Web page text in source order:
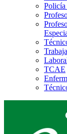
TCAE